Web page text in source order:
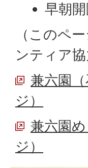
早朝
（このペ
ンティア
兼六園
ジ）
兼六園
ジ）